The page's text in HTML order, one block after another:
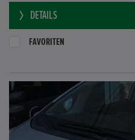
DETAILS
FAVORITEN